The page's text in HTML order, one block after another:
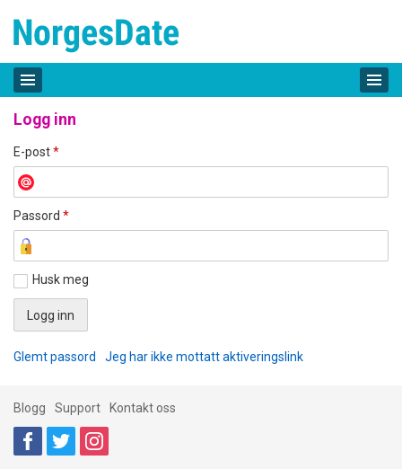
Logg inn
E-post*
Passord *
Husk meg
Glemt passord Jeg har ikke mottatt aktiveringslink
Blogg Support Kontakt oss